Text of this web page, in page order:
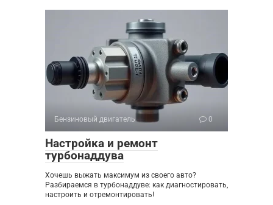
Бензиновый двигатель 0
Настройка и ремонт
турбонаддува
Хочешь выжать максимум из своего авто?
Разбираемся в турбонаддуве: как диагностировать,
настроить и отремонтировать!